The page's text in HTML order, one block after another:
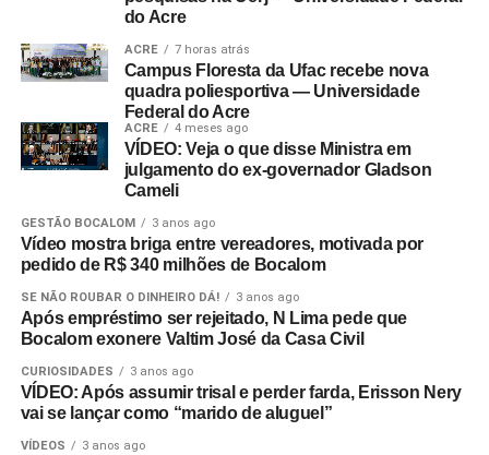
do Acre
ACRE 7 horas atrás
Campus Floresta da Ufac recebe nova
quadra poliesportiva — Universidade
Federal do Acre
ACRE 4 meses ago
VÍDEO: Veja o que disse Ministra em
julgamento do ex-governador Gladson
Cameli
GESTÃO BOCALOM 3 anos ago
Vídeo mostra briga entre vereadores, motivada por
pedido de R$ 340 milhões de Bocalom
SE NÃO ROUBAR O DINHEIRO DÁ! 3 anos ago
Após empréstimo ser rejeitado, N Lima pede que
Bocalom exonere Valtim José da Casa Civil
CURIOSIDADES 3 anos ago
VÍDEO: Após assumir trisal e perder farda, Erisson Nery
vai se lançar como “marido de aluguel”
VÍDEOS 3 anos ago